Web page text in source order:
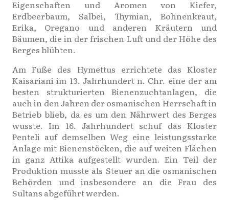
Eigenschaften und Aromen von Kiefer,
Erdbeerbaum, Salbei, Thymian, Bohnenkraut,
Erika, Oregano und anderen Kräutern und
Bäumen, die in der frischen Luft und der Höhe des
Berges blühten.
Am Fuße des Hymettus errichtete das Kloster
Kaisariani im 13. Jahrhundert n. Chr. eine der am
besten strukturierten Bienenzuchtanlagen, die
auch in den Jahren der osmanischen Herrschaft in
Betrieb blieb, da es um den Nährwert des Berges
wusste. Im 16. Jahrhundert schuf das Kloster
Penteli auf demselben Weg eine leistungsstarke
Anlage mit Bienenstöcken, die auf weiten Flächen
in ganz Attika aufgestellt wurden. Ein Teil der
Produktion musste als Steuer an die osmanischen
Behörden und insbesondere an die Frau des
Sultans abgeführt werden.